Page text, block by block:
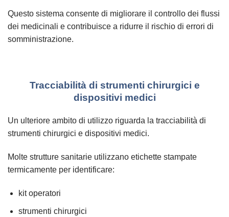
Questo sistema consente di migliorare il controllo dei flussi
dei medicinali e contribuisce a ridurre il rischio di errori di
somministrazione.
Tracciabilità di strumenti chirurgici e
dispositivi medici
Un ulteriore ambito di utilizzo riguarda la tracciabilità di
strumenti chirurgici e dispositivi medici.
Molte strutture sanitarie utilizzano etichette stampate
termicamente per identificare:
kit operatori
strumenti chirurgici